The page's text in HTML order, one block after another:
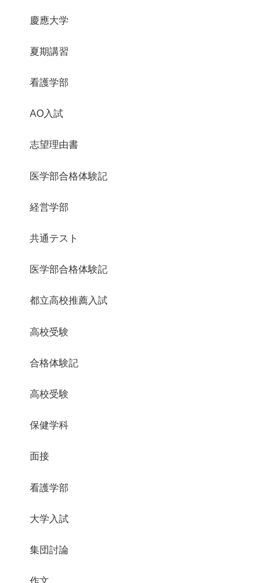
慶應大学
夏期講習
看護学部
AO入試
志望理由書
医学部合格体験記
経営学部
共通テスト
医学部合格体験記
都立高校推薦入試
高校受験
合格体験記
高校受験
保健学科
面接
看護学部
大学入試
集団討論
作文